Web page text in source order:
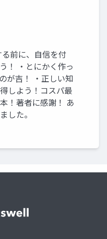
前に、自信を付
！ ・とにかく作っ
が吉！ ・正しい知
しよう！コスパ最
！著者に感謝！ あ
した。